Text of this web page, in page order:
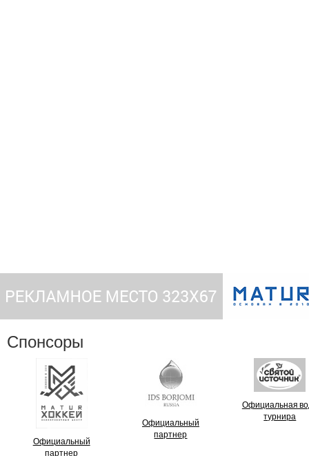
Спонсоры
Официальный
партнер
Официальный
партнер
Официальная
турнира